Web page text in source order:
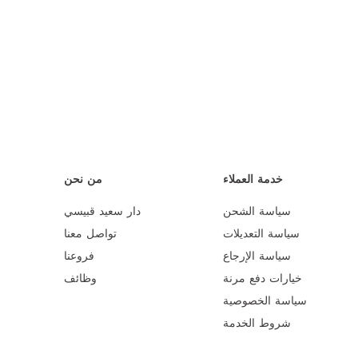
من نحن
دار سعيد قبيسي
تواصل معنا
فروعنا
وظائف
خدمة العملاء
سياسة الشحن
سياسة التعديلات
سياسة الإرجاع
خيارات دفع مرنة
سياسة الخصوصية
شروط الخدمة